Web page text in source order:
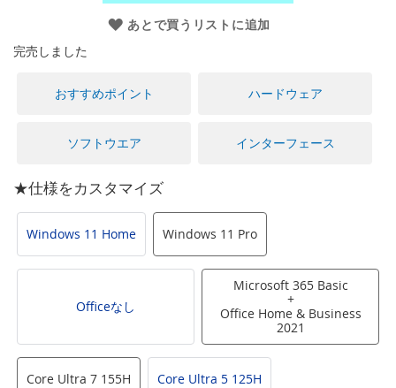
に
移
あとで買うリストに追加
完売しました
おすすめポイント ハードウェア
ソフトウエア インターフェース
★仕様をカスタマイズ
Windows 11 Home Windows 11 Pro
Officeなし
Microsoft 365 Basic
+
Office Home & Business
2021
Core Ultra 7 155H Core Ultra 5 125H